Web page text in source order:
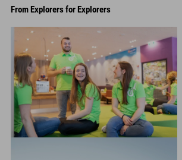
From Explorers for Explorers